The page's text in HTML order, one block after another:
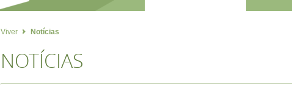
Viver Notícias
NOTÍCIAS